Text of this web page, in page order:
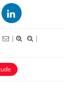
|
|